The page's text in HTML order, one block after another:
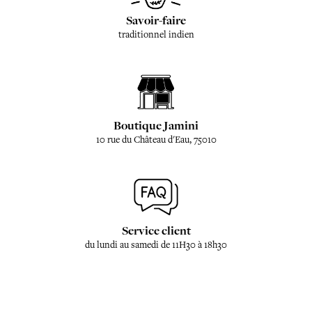
Savoir-faire
traditionnel indien
Boutique Jamini
10 rue du Château d'Eau, 75010
Service client
du lundi au samedi de 11H30 à 18h30